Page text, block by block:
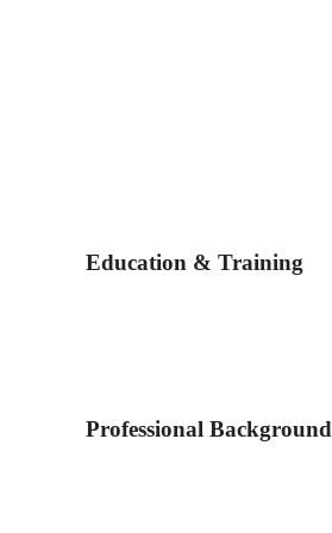
Education & Training
Professional Background